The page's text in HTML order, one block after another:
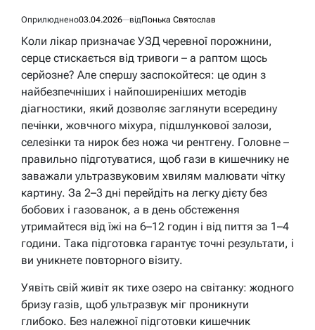
Оприлюднено03.04.2026 відПонька Святослав
Коли лікар призначає УЗД черевної порожнини,
серце стискається від тривоги – а раптом щось
серйозне? Але спершу заспокойтеся: це один з
найбезпечніших і найпоширеніших методів
діагностики, який дозволяє заглянути всередину
печінки, жовчного міхура, підшлункової залози,
селезінки та нирок без ножа чи рентгену. Головне –
правильно підготуватися, щоб гази в кишечнику не
заважали ультразвуковим хвилям малювати чітку
картину. За 2–3 дні перейдіть на легку дієту без
бобових і газованок, а в день обстеження
утримайтеся від їжі на 6–12 годин і від пиття за 1–4
години. Така підготовка гарантує точні результати, і
ви уникнете повторного візиту.
Уявіть свій живіт як тихе озеро на світанку: жодного
бризу газів, щоб ультразвук міг проникнути
глибоко. Без належної підготовки кишечник